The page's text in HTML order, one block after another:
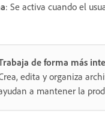
: Se activa cuando el
de forma más
edita y organiza
a mantener la